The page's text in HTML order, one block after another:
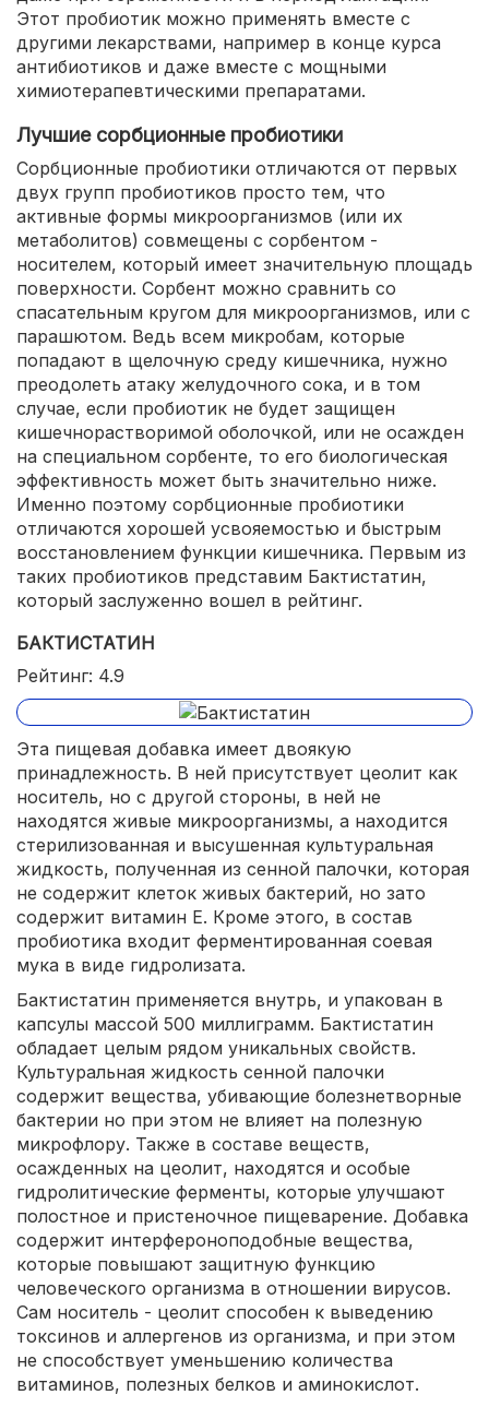
Этот пробиотик можно применять вместе с
другими лекарствами, например в конце курса
антибиотиков и даже вместе с мощными
химиотерапевтическими препаратами.
Лучшие сорбционные пробиотики
Сорбционные пробиотики отличаются от первых
двух групп пробиотиков просто тем, что
активные формы микроорганизмов (или их
метаболитов) совмещены с сорбентом -
носителем, который имеет значительную площадь
поверхности. Сорбент можно сравнить со
спасательным кругом для микроорганизмов, или с
парашютом. Ведь всем микробам, которые
попадают в щелочную среду кишечника, нужно
преодолеть атаку желудочного сока, и в том
случае, если пробиотик не будет защищен
кишечнорастворимой оболочкой, или не осажден
на специальном сорбенте, то его биологическая
эффективность может быть значительно ниже.
Именно поэтому сорбционные пробиотики
отличаются хорошей усвояемостью и быстрым
восстановлением функции кишечника. Первым из
таких пробиотиков представим Бактистатин,
который заслуженно вошел в рейтинг.
БАКТИСТАТИН
Рейтинг: 4.9
Эта пищевая добавка имеет двоякую
принадлежность. В ней присутствует цеолит как
носитель, но с другой стороны, в ней не
находятся живые микроорганизмы, а находится
стерилизованная и высушенная культуральная
жидкость, полученная из сенной палочки, которая
не содержит клеток живых бактерий, но зато
содержит витамин Е. Кроме этого, в состав
пробиотика входит ферментированная соевая
мука в виде гидролизата.
Бактистатин применяется внутрь, и упакован в
капсулы массой 500 миллиграмм. Бактистатин
обладает целым рядом уникальных свойств.
Культуральная жидкость сенной палочки
содержит вещества, убивающие болезнетворные
бактерии но при этом не влияет на полезную
микрофлору. Также в составе веществ,
осажденных на цеолит, находятся и особые
гидролитические ферменты, которые улучшают
полостное и пристеночное пищеварение. Добавка
содержит интерфероноподобные вещества,
которые повышают защитную функцию
человеческого организма в отношении вирусов.
Сам носитель - цеолит способен к выведению
токсинов и аллергенов из организма, и при этом
не способствует уменьшению количества
витаминов, полезных белков и аминокислот.